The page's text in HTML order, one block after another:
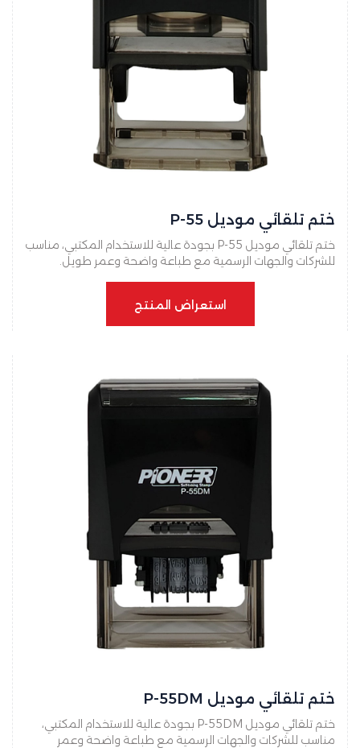
ختم تلقائي موديل P-55
ختم تلقائي موديل P-55 بجودة عالية للاستخدام المكتبي، مناسب
للشركات والجهات الرسمية مع طباعة واضحة وعمر طويل.
استعراض المنتج
استعراض المنتج
ختم تلقائي موديل P-55DM
ختم تلقائي موديل P-55DM بجودة عالية للاستخدام المكتبي،
مناسب للشركات والجهات الرسمية مع طباعة واضحة وعمر